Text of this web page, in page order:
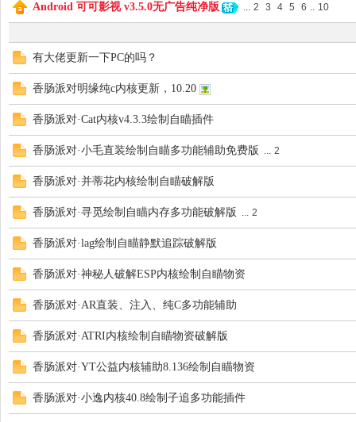
吧
Android 可可影视 v3.5.0无广告纯净版 ... 2 3 4 5 6 .. 10
有大佬更新一下PC的吗？
香肠派对明缘纯c内核更新，10.20
香肠派对·Cat内核v4.3.3绘制自瞄插件
香肠派对·小毛直装绘制自瞄多功能辅助免费版 ... 2
香肠派对·并蒂花内核绘制自瞄破解版
香肠派对·寻觅绘制自瞄内存多功能破解版 ... 2
香肠派对·lag绘制自瞄静默追踪破解版
香肠派对·神秘人破解ESP内核绘制自瞄物资
香肠派对·AR直装、注入、纯C多功能辅助
香肠派对·ATRI内核绘制自瞄物资破解版
香肠派对·YT公益内核辅助8.136绘制自瞄物资
香肠派对·小逸内核40.8绘制子追多功能插件